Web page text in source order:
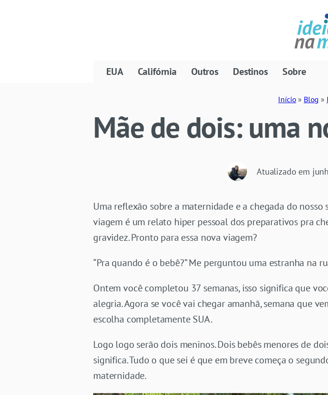
EUA Califórnia Outros Destinos Sobre
Início » Blog »
Mãe de dois: uma
Atualizado em
Uma reflexão sobre a maternidade e a chegada do
viagem é um relato hiper pessoal dos preparativos pra
gravidez. Pronto para essa nova viagem?
“Pra quando é o bebê?” Me perguntou uma estranha na
Ontem você completou 37 semanas, isso significa que
alegria. Agora se você vai chegar amanhã, semana que
escolha completamente SUA.
Logo logo serão dois meninos. Dois bebês menores de
significa. Tudo o que sei é que em breve começa o
maternidade.